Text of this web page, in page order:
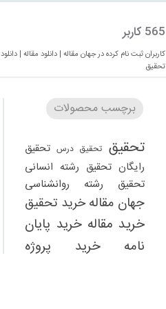
565 کاربر
کاربران ثبت نام کرده در جهان مقاله | دانلود مقاله | دانلود
تحقیق
برچسب محصولات
تحقیق تحقیق درس تحقیق
رایگان تحقیق رشته انسانی
تحقیق رشته روانشناسی
جهان مقالهخرید تحقیق
خرید مقاله خرید پایان
نامه
خرید پروژه